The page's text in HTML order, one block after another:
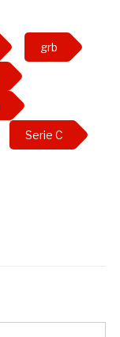
grb
Serie C